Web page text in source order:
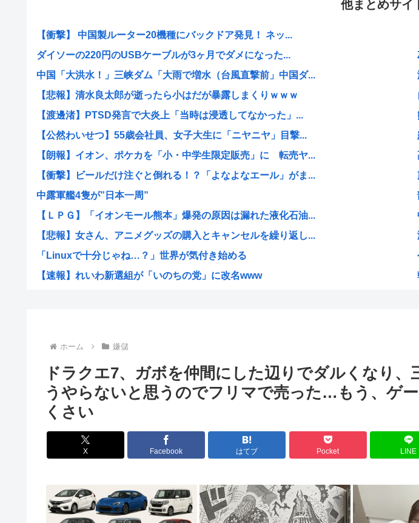
他まとめサイ
【衝撃】 中国製ルーター20機種にバックドア発見！ ネッ...
ダイソーの220円のUSBケーブルが3ヶ月でダメになった...
中国「大洪水！」三峡ダム「大雨で増水（台風直撃前」中国ダ...
【悲報】清水良太郎が逝ったら小はだが暴露しまくりｗｗｗ
【渡邊渚】PTSD発言で大炎上「当時は浸透してなかった」...
【公然わいせつ】55歳会社員、女子大生に「ニヤニヤ」目撃...
【朗報】イオン、ポケカを「小・中学生限定販売」に 転売ヤ...
【衝撃】ビールだけ注ぐと倒れる！？「よなよなエール」がま...
中露軍艦4隻が”日本一周”
【ＬＰＧ】「イオンモール熊本」爆発の原因は漏れた液化石油...
【悲報】女さん、アニメグッズの購入とキャンセルを繰り返し...
「Linuxで十分じゃね…？」世界が気付き始める
【速報】れいわ新選組が「いのちの党」に改名www
ウクライナ、ついに力尽きる
韓国人の対日好感度が過去最高に、「ノージャパン」は終わっ...
高市洋一「アメリカで経済学を学んだ。MMT信者じゃありま...
【衝撃】「え、これカバー曲だったの！？」って知って驚いた...
中国Zbtlink製ルーター20機種にバックドア見つかる...
【驚愕】名作『無職転生』凄い事に気付いたwww『無職転生...
セカンドサマーウイカ、AVになってしまう…「このAV最高...
ホーム 嫌儲
ドラクエ7、ガボを仲間にした辺りでダルくなり、
うやらないと思うのでフリマで売った…もう、ゲ
くさい
X Facebook はてブ Pocket LINE